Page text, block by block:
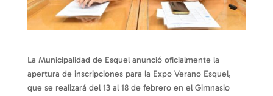
La Municipalidad de Esquel anunció oficialmente la
apertura de inscripciones para la Expo Verano Esquel,
que se realizará del 13 al 18 de febrero en el Gimnasio